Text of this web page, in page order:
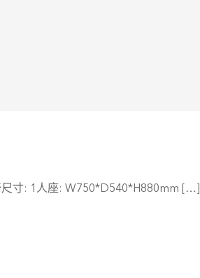
尺寸: 1人座: W750*D540*H880mm […]